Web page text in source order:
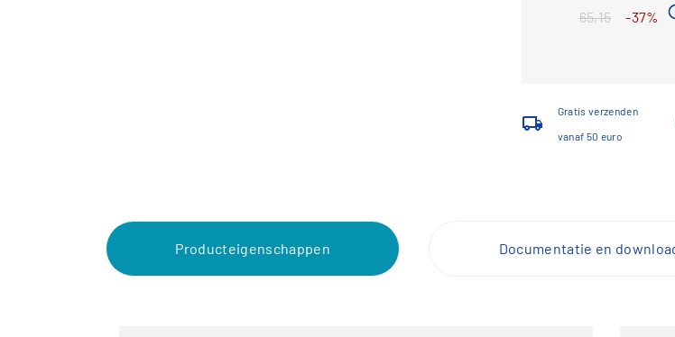
65,15 -37%
local_shipping
Gratis verzenden
vanaf 50 euro
Producteigenschappen Documentatie en